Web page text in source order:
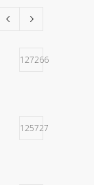
127266
125727